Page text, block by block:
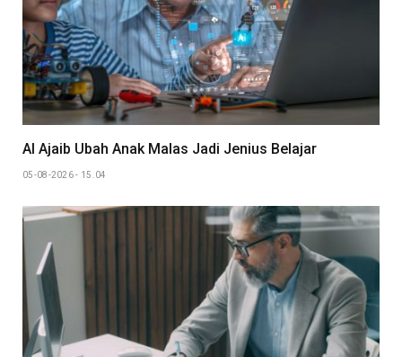
AI Ajaib Ubah Anak Malas Jadi Jenius Belajar
05-08-2026 - 15.04